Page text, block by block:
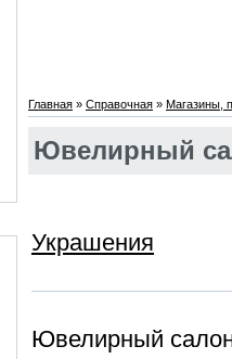
Главная » Справочная » Магазины,
Ювелирный
Украшения
Ювелирный